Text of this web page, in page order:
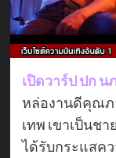
เปิดวาร์ป ปก
หล่องานดีคุณภ
เทพ เขาเป็นช
ได้รับกระแสค